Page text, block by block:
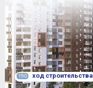
190 ход строительства